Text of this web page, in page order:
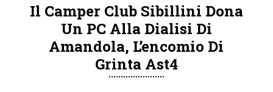
Il Camper Club Sibillini Dona
Un PC Alla Dialisi Di
Amandola, L’encomio Di
Grinta Ast4